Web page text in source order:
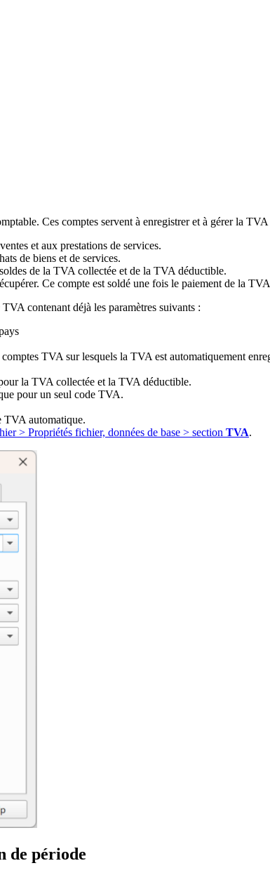
Ces comptes servent à enregistrer et à gérer la
et aux prestations de services.
de biens et de services.
de la TVA collectée et de la TVA déductible.
Ce compte est soldé une fois le paiement de la
contenant déjà les paramètres suivants :
TVA sur lesquels la TVA est automatiquement
la TVA collectée et la TVA déductible.
pour un seul code TVA.
TVA automatique.
> Propriétés fichier, données de base > section TVA.
de période